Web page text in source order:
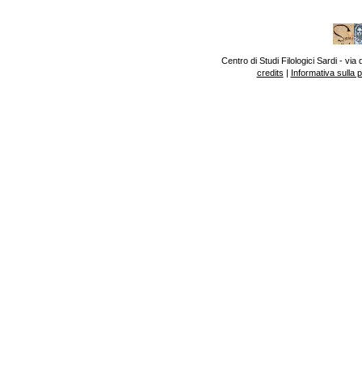
Centro di Studi Filologici Sardi - via
credits | Informativa sulla